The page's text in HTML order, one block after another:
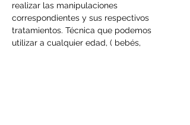
realizar las manipulaciones
correspondientes y sus respectivos
tratamientos. Técnica que podemos
utilizar a cualquier edad, ( bebés,